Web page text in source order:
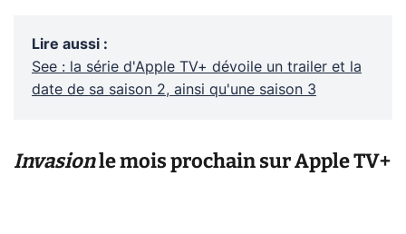
Lire aussi :
See : la série d'Apple TV+ dévoile un trailer et la
date de sa saison 2, ainsi qu'une saison 3
Invasionle mois prochain sur Apple TV+